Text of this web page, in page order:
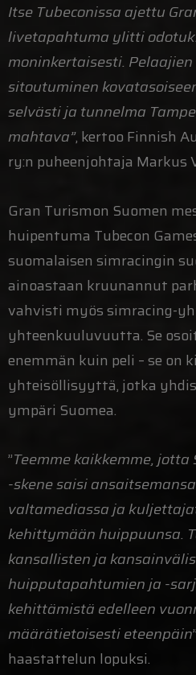
Itse Tubeconissa ajettu
livetapahtuma ylitti
moninkertaisesti.
sitoutuminen
selvästi ja tunnelma
mahtava”, kertoo Finnish
ry:n puheenjohtaja Markus
Gran Turismon Suomen
huipentuma Tubecon
suomalaisen simracingin
ainoastaan kruunannut
vahvisti myös simracing-
yhteenkuuluvuutta. Se
enemmän kuin peli – se on
yhteisöllisyyttä, jotka
ympäri Suomea.
”Teemme kaikkemme,
-skene saisi
valtamediassa ja
kehittymään huippuunsa.
kansallisten ja
huipputapahtumien ja -
kehittämistä edelleen
määrätietoisesti eteenpäin
haastattelun lopuksi.